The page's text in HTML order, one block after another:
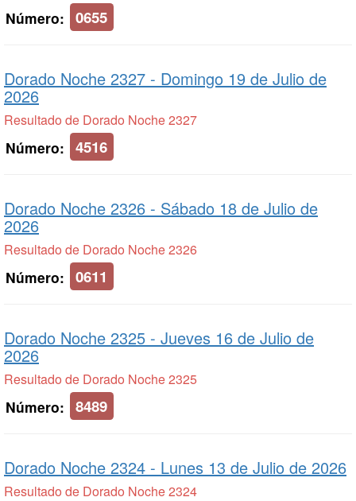
Número: 0655
Dorado Noche 2327 - Domingo 19 de Julio de
2026
Resultado de Dorado Noche 2327
Número: 4516
Dorado Noche 2326 - Sábado 18 de Julio de
2026
Resultado de Dorado Noche 2326
Número: 0611
Dorado Noche 2325 - Jueves 16 de Julio de
2026
Resultado de Dorado Noche 2325
Número: 8489
Dorado Noche 2324 - Lunes 13 de Julio de 2026
Resultado de Dorado Noche 2324